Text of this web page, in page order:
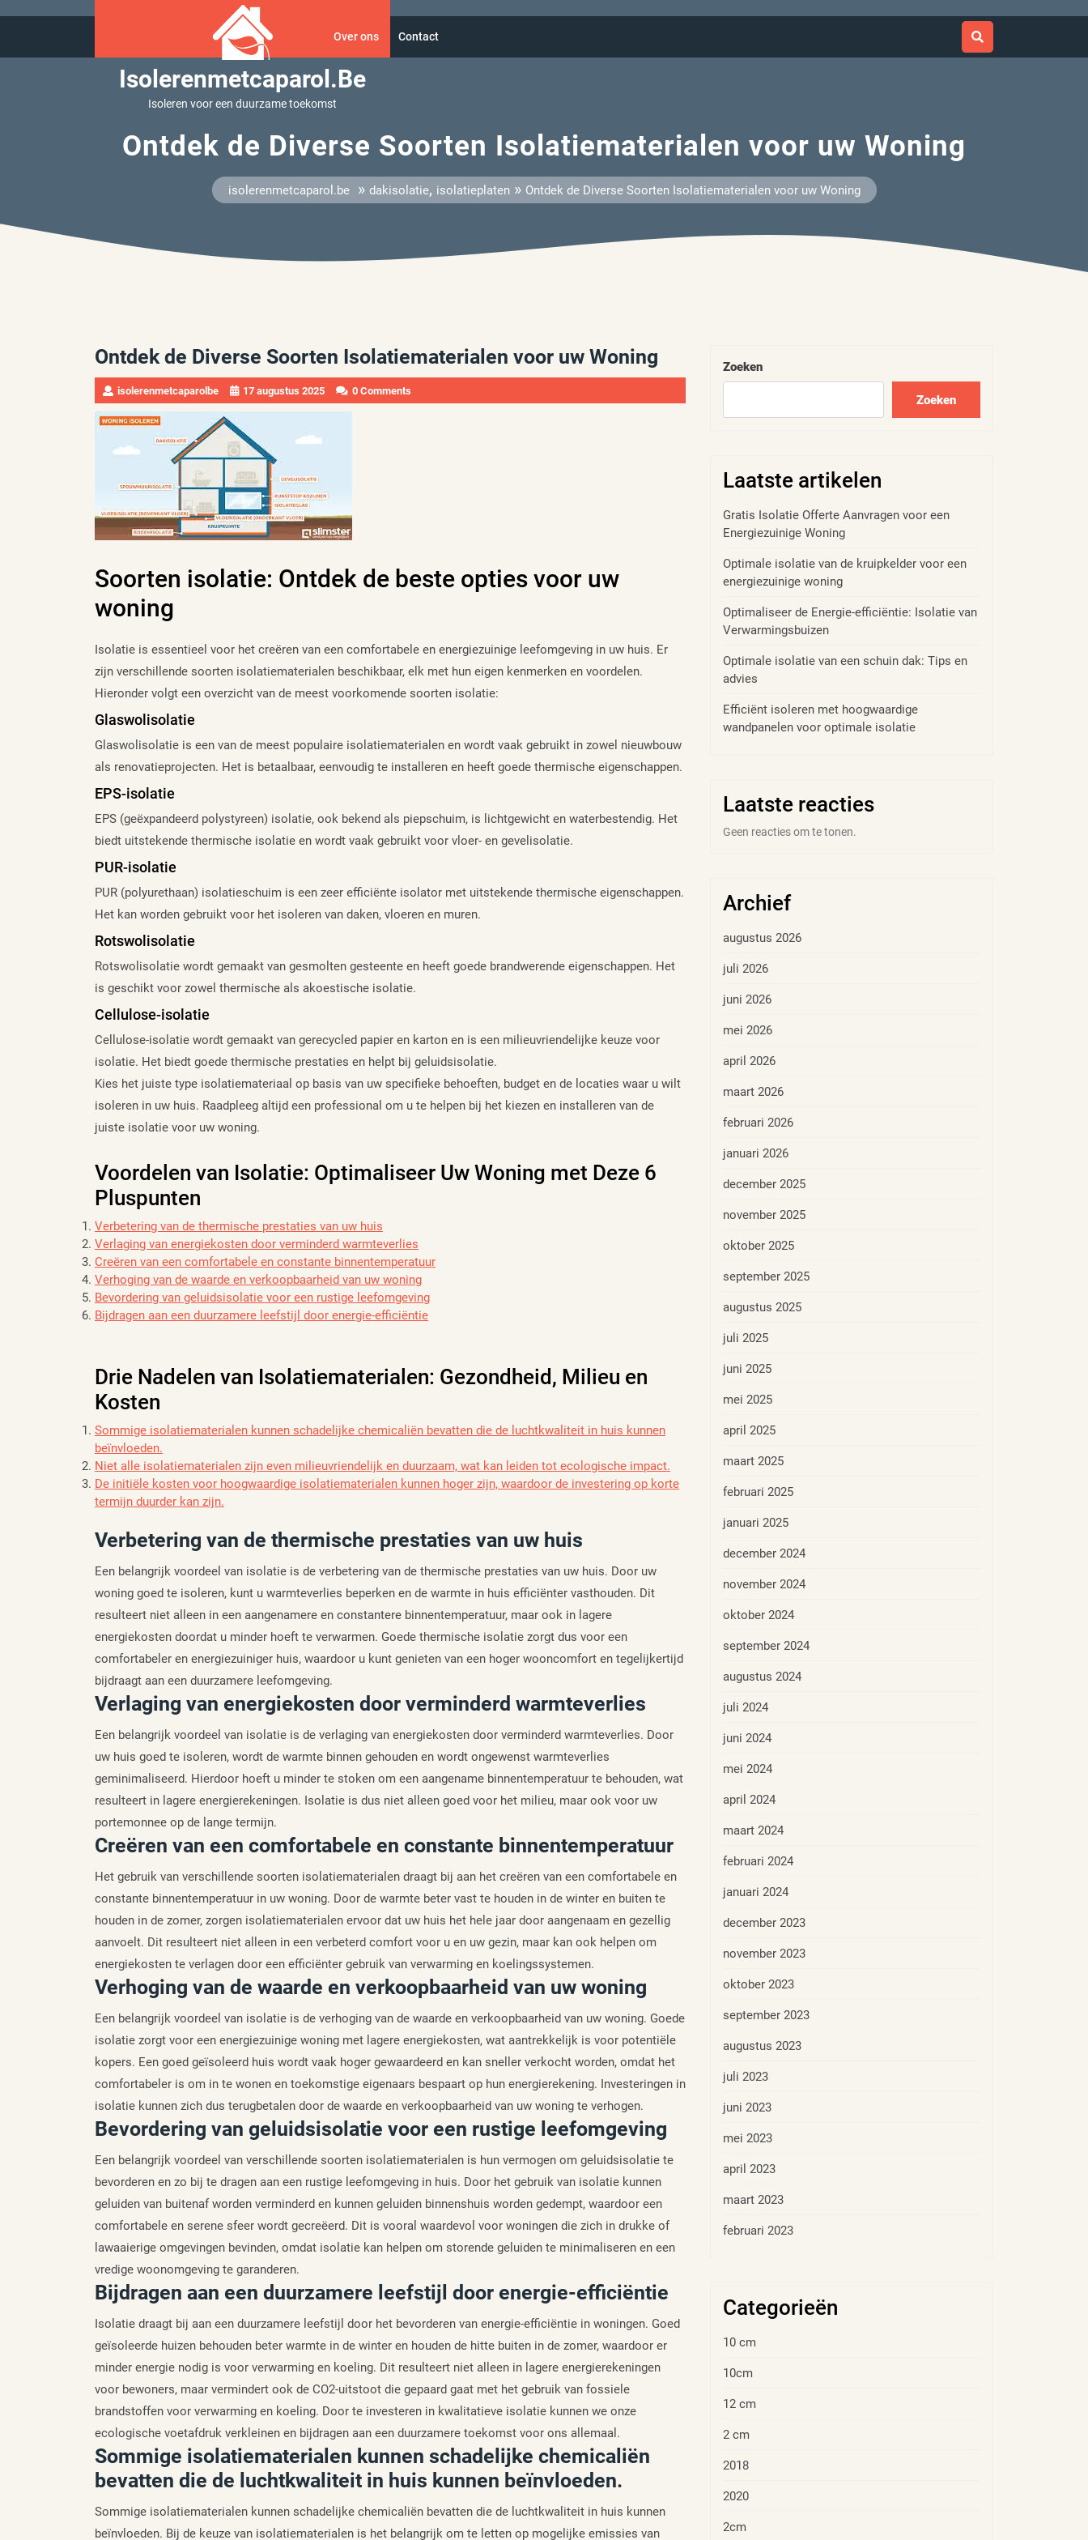
Isolerenmetcaparol.be
Isoleren voor een duurzame toekomst
Over ons Contact
Ontdek de Diverse Soorten Isolatiematerialen voor uw Woning
isolerenmetcaparol.be» dakisolatie, isolatieplaten» Ontdek de Diverse Soorten Isolatiematerialen voor uw Woning
Ontdek de Diverse Soorten Isolatiematerialen voor uw Woning
isolerenmetcaparolbe 17 augustus 2025 0 Comments
Soorten isolatie: Ontdek de beste opties voor uw
woning
Isolatie is essentieel voor het creëren van een comfortabele en energiezuinige leefomgeving in uw huis. Er
zijn verschillende soorten isolatiematerialen beschikbaar, elk met hun eigen kenmerken en voordelen.
Hieronder volgt een overzicht van de meest voorkomende soorten isolatie:
Glaswolisolatie
Glaswolisolatie is een van de meest populaire isolatiematerialen en wordt vaak gebruikt in zowel nieuwbouw
als renovatieprojecten. Het is betaalbaar, eenvoudig te installeren en heeft goede thermische eigenschappen.
EPS-isolatie
EPS (geëxpandeerd polystyreen) isolatie, ook bekend als piepschuim, is lichtgewicht en waterbestendig. Het
biedt uitstekende thermische isolatie en wordt vaak gebruikt voor vloer- en gevelisolatie.
PUR-isolatie
PUR (polyurethaan) isolatieschuim is een zeer efficiënte isolator met uitstekende thermische eigenschappen.
Het kan worden gebruikt voor het isoleren van daken, vloeren en muren.
Rotswolisolatie
Rotswolisolatie wordt gemaakt van gesmolten gesteente en heeft goede brandwerende eigenschappen. Het
is geschikt voor zowel thermische als akoestische isolatie.
Cellulose-isolatie
Cellulose-isolatie wordt gemaakt van gerecycled papier en karton en is een milieuvriendelijke keuze voor
isolatie. Het biedt goede thermische prestaties en helpt bij geluidsisolatie.
Kies het juiste type isolatiemateriaal op basis van uw specifieke behoeften, budget en de locaties waar u wilt
isoleren in uw huis. Raadpleeg altijd een professional om u te helpen bij het kiezen en installeren van de
juiste isolatie voor uw woning.
Voordelen van Isolatie: Optimaliseer Uw Woning met Deze 6
Pluspunten
Verbetering van de thermische prestaties van uw huis
Verlaging van energiekosten door verminderd warmteverlies
Creëren van een comfortabele en constante binnentemperatuur
Verhoging van de waarde en verkoopbaarheid van uw woning
Bevordering van geluidsisolatie voor een rustige leefomgeving
Bijdragen aan een duurzamere leefstijl door energie-efficiëntie
Drie Nadelen van Isolatiematerialen: Gezondheid, Milieu en
Kosten
Sommige isolatiematerialen kunnen schadelijke chemicaliën bevatten die de luchtkwaliteit in huis kunnen
beïnvloeden.
Niet alle isolatiematerialen zijn even milieuvriendelijk en duurzaam, wat kan leiden tot ecologische impact.
De initiële kosten voor hoogwaardige isolatiematerialen kunnen hoger zijn, waardoor de investering op korte
termijn duurder kan zijn.
Verbetering van de thermische prestaties van uw huis
Een belangrijk voordeel van isolatie is de verbetering van de thermische prestaties van uw huis. Door uw
woning goed te isoleren, kunt u warmteverlies beperken en de warmte in huis efficiënter vasthouden. Dit
resulteert niet alleen in een aangenamere en constantere binnentemperatuur, maar ook in lagere
energiekosten doordat u minder hoeft te verwarmen. Goede thermische isolatie zorgt dus voor een
comfortabeler en energiezuiniger huis, waardoor u kunt genieten van een hoger wooncomfort en tegelijkertijd
bijdraagt aan een duurzamere leefomgeving.
Verlaging van energiekosten door verminderd warmteverlies
Een belangrijk voordeel van isolatie is de verlaging van energiekosten door verminderd warmteverlies. Door
uw huis goed te isoleren, wordt de warmte binnen gehouden en wordt ongewenst warmteverlies
geminimaliseerd. Hierdoor hoeft u minder te stoken om een aangename binnentemperatuur te behouden, wat
resulteert in lagere energierekeningen. Isolatie is dus niet alleen goed voor het milieu, maar ook voor uw
portemonnee op de lange termijn.
Creëren van een comfortabele en constante binnentemperatuur
Het gebruik van verschillende soorten isolatiematerialen draagt bij aan het creëren van een comfortabele en
constante binnentemperatuur in uw woning. Door de warmte beter vast te houden in de winter en buiten te
houden in de zomer, zorgen isolatiematerialen ervoor dat uw huis het hele jaar door aangenaam en gezellig
aanvoelt. Dit resulteert niet alleen in een verbeterd comfort voor u en uw gezin, maar kan ook helpen om
energiekosten te verlagen door een efficiënter gebruik van verwarming en koelingssystemen.
Verhoging van de waarde en verkoopbaarheid van uw woning
Een belangrijk voordeel van isolatie is de verhoging van de waarde en verkoopbaarheid van uw woning. Goede
isolatie zorgt voor een energiezuinige woning met lagere energiekosten, wat aantrekkelijk is voor potentiële
kopers. Een goed geïsoleerd huis wordt vaak hoger gewaardeerd en kan sneller verkocht worden, omdat het
comfortabeler is om in te wonen en toekomstige eigenaars bespaart op hun energierekening. Investeringen in
isolatie kunnen zich dus terugbetalen door de waarde en verkoopbaarheid van uw woning te verhogen.
Bevordering van geluidsisolatie voor een rustige leefomgeving
Een belangrijk voordeel van verschillende soorten isolatiematerialen is hun vermogen om geluidsisolatie te
bevorderen en zo bij te dragen aan een rustige leefomgeving in huis. Door het gebruik van isolatie kunnen
geluiden van buitenaf worden verminderd en kunnen geluiden binnenshuis worden gedempt, waardoor een
comfortabele en serene sfeer wordt gecreëerd. Dit is vooral waardevol voor woningen die zich in drukke of
lawaaierige omgevingen bevinden, omdat isolatie kan helpen om storende geluiden te minimaliseren en een
vredige woonomgeving te garanderen.
Bijdragen aan een duurzamere leefstijl door energie-efficiëntie
Isolatie draagt bij aan een duurzamere leefstijl door het bevorderen van energie-efficiëntie in woningen. Goed
geïsoleerde huizen behouden beter warmte in de winter en houden de hitte buiten in de zomer, waardoor er
minder energie nodig is voor verwarming en koeling. Dit resulteert niet alleen in lagere energierekeningen
voor bewoners, maar vermindert ook de CO2-uitstoot die gepaard gaat met het gebruik van fossiele
brandstoffen voor verwarming en koeling. Door te investeren in kwalitatieve isolatie kunnen we onze
ecologische voetafdruk verkleinen en bijdragen aan een duurzamere toekomst voor ons allemaal.
Sommige isolatiematerialen kunnen schadelijke chemicaliën
bevatten die de luchtkwaliteit in huis kunnen beïnvloeden.
Sommige isolatiematerialen kunnen schadelijke chemicaliën bevatten die de luchtkwaliteit in huis kunnen
beïnvloeden. Bij de keuze van isolatiematerialen is het belangrijk om te letten op mogelijke emissies van
Zoeken
Zoeken
Laatste artikelen
Gratis Isolatie Offerte Aanvragen voor een
Energiezuinige Woning
Optimale isolatie van de kruipkelder voor een
energiezuinige woning
Optimaliseer de Energie-efficiëntie: Isolatie van
Verwarmingsbuizen
Optimale isolatie van een schuin dak: Tips en
advies
Efficiënt isoleren met hoogwaardige
wandpanelen voor optimale isolatie
Laatste reacties
Geen reacties om te tonen.
Archief
augustus 2026
juli 2026
juni 2026
mei 2026
april 2026
maart 2026
februari 2026
januari 2026
december 2025
november 2025
oktober 2025
september 2025
augustus 2025
juli 2025
juni 2025
mei 2025
april 2025
maart 2025
februari 2025
januari 2025
december 2024
november 2024
oktober 2024
september 2024
augustus 2024
juli 2024
juni 2024
mei 2024
april 2024
maart 2024
februari 2024
januari 2024
december 2023
november 2023
oktober 2023
september 2023
augustus 2023
juli 2023
juni 2023
mei 2023
april 2023
maart 2023
februari 2023
Categorieën
10 cm
10cm
12 cm
2 cm
2018
2020
2cm